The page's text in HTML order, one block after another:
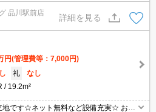
掲載や空き予定など豊富な物件からご
お問い合わせください☆
品川駅前店
詳細を見る
円(管理費等：7,000円)
礼
なし
19.2m²
地です☆ネット無料など設備充実☆ お問